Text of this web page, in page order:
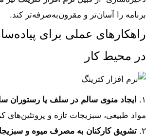
برنامه را آسان‌تر و مقرون‌به‌صرفه‌تر کند.
راهکارهای عملی برای
در محیط کار
۱. ایجاد منوی سالم در سلف یا رستوران
مواد طبیعی، سبزیجات تازه و
۲. تشویق کارکنان به مصرف میوه و